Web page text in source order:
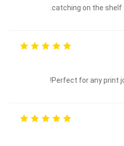
catching on the shelf.
Perfect for any print